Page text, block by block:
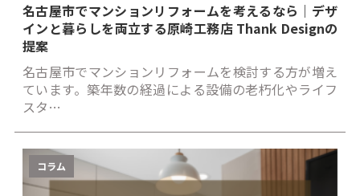
名古屋市でマンションリフォームを考えるなら｜デザ
インと暮らしを両立する原崎工務店 Thank Designの
提案
名古屋市でマンションリフォームを検討する方が増え
ています。築年数の経過による設備の老朽化やライフ
スタ…
コラム